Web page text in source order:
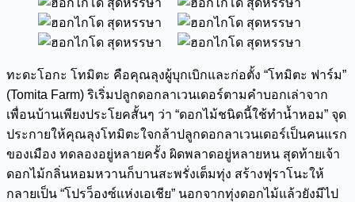
ทะดะโอกะ โทมิตะ คือคุณลุงผู้บุกเบิกและก่อตั้ง “โทมิตะ ฟาร์ม”
(Tomita Farm) ริเริ่มปลูกดอกลาเวนเดอร์ตามคำบอกเล่าจาก
เพื่อนบ้านเพียงประโยคสั้นๆ ว่า “ดอกไม้ชนิดนี้ใช้ทำน้ำหอม” จุด
ประกายให้คุณลุงโทมิตะใจกล้าปลูกดอกลาเวนเดอร์เป็นคนแรก
ของเมือง ทดลองอยู่หลายครั้ง ผิดพลาดอยู่หลายหน สุดท้ายเจ้า
ดอกไม้กลิ่นหอมหวานก็บานสะพรั่งเต็มทุ่ง สร้างฟุราโนะให้
กลายเป็น “โปรว็องซ์แห่งเอเชีย” นอกจากทุ่งดอกไม้แล้วยังมีไป